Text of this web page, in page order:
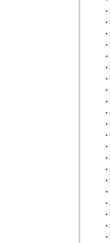
・
・
・
・
・
・
・
・
・
・
・
・
・
・
・
・
・
・
・
・
・